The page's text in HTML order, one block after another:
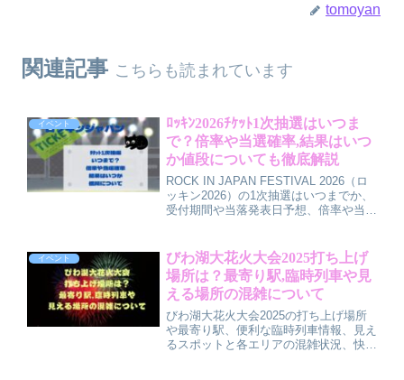
tomoyan
関連記事 こちらも読まれています
イベント
ﾛｯｷﾝ2026ﾁｹｯﾄ1次抽選はいつま
で？倍率や当選確率,結果はいつ
か値段についても徹底解説
ROCK IN JAPAN FESTIVAL 2026（ロ
ッキン2026）の1次抽選はいつまでか、
受付期間や当落発表日予想、倍率や当選
み前にチェックしたいポイントや、デジ
タルチケット・顔認証・リセールの注意
点もまとめているので、初めてロッキン
に申し込む方でも安心して準備できる内
容です。
イベント
びわ湖大花火大会2025打ち上げ
場所は？最寄り駅,臨時列車や見
える場所の混雑について
びわ湖大花火大会2025の打ち上げ場所
や最寄り駅、便利な臨時列車情報、見え
るスポットと各エリアの混雑状況、快適